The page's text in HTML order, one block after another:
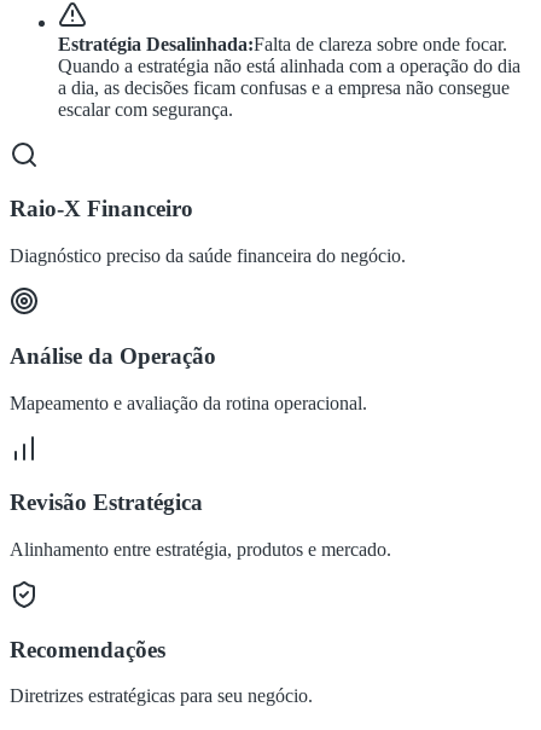
Estratégia Desalinhada:Falta de clareza sobre onde focar.
Quando a estratégia não está alinhada com a operação do dia
a dia, as decisões ficam confusas e a empresa não consegue
escalar com segurança.
Raio-X Financeiro
Diagnóstico preciso da saúde financeira do negócio.
Análise da Operação
Mapeamento e avaliação da rotina operacional.
Revisão Estratégica
Alinhamento entre estratégia, produtos e mercado.
Recomendações
Diretrizes estratégicas para seu negócio.